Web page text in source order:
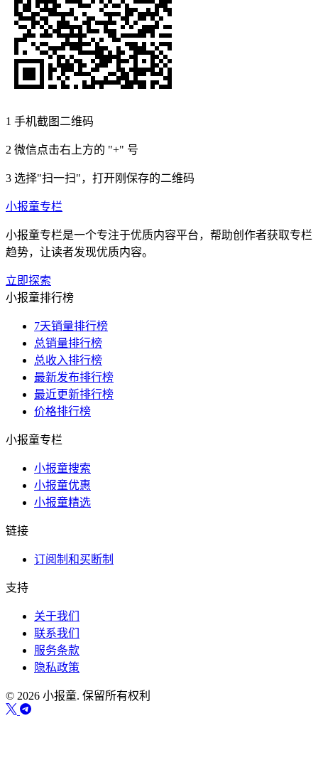
1 手机截图二维码
2 微信点击右上方的 "+" 号
3 选择"扫一扫"，打开刚保存的二维码
小报童专栏
小报童专栏是一个专注于优质内容平台，帮助创作者获取专栏
趋势，让读者发现优质内容。
立即探索
小报童排行榜
7天销量排行榜
总销量排行榜
总收入排行榜
最新发布排行榜
最近更新排行榜
价格排行榜
小报童专栏
小报童搜索
小报童优惠
小报童精选
链接
订阅制和买断制
支持
关于我们
联系我们
服务条款
隐私政策
© 2026 小报童. 保留所有权利